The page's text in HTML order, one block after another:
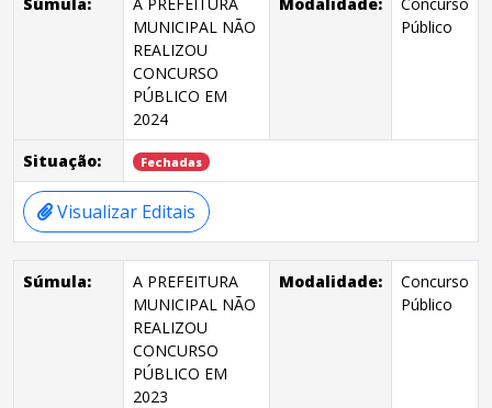
MUNICIPAL NÃO
REALIZOU
CONCURSO
PÚBLICO EM
2024
Público
Situação: Fechadas
Visualizar Editais
Súmula:
A PREFEITURA
MUNICIPAL NÃO
REALIZOU
CONCURSO
PÚBLICO EM
2023
Modalidade:
Concurso
Público